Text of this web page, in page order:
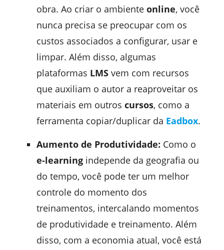
obra. Ao criar o ambiente online, você
nunca precisa se preocupar com os
custos associados a configurar, usar e
limpar. Além disso, algumas
plataformas LMSvem com recursos
que auxiliam o autor a reaproveitar os
materiais em outros cursos, como a
ferramenta copiar/duplicar da Eadbox.
Aumento de Produtividade: Como o
e-learningindepende da geografia ou
do tempo, você pode ter um melhor
controle do momento dos
treinamentos, intercalando momentos
de produtividade e treinamento. Além
disso, com a economia atual, você está